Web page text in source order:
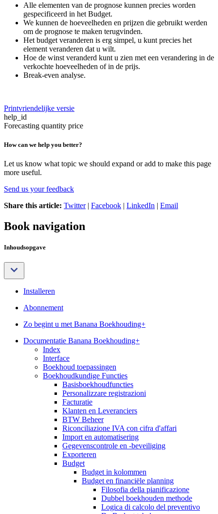
Alle elementen van de prognose kunnen precies worden
gespecificeerd in het Budget.
We kunnen de hoeveelheden en prijzen die gebruikt werden
om de prognose te maken terugvinden.
Het budget veranderen is erg simpel, u kunt precies het
element veranderen dat u wilt.
Hoe de winst veranderd kunt u zien met een verandering in de
verkochte hoeveelheden of in de prijs.
Break-even analyse.
Printvriendelijke versie
help_id
Forecasting quantity price
How can we help you better?
Let us know what topic we should expand or add to make this page
more useful.
Send us your feedback
Share this article: Twitter| Facebook | LinkedIn | Email
Book navigation
Inhoudsopgave
Installeren
Abonnement
Zo begint u met Banana Boekhouding+
Documentatie Banana Boekhouding+
Index
Interface
Boekhoud toepassingen
Boekhoudkundige Functies
Basisboekhoudfuncties
Personalizzare registrazioni
Facturatie
Klanten en Leveranciers
BTW Beheer
Riconciliazione IVA con cifra d'affari
Import en automatisering
Gegevenscontrole en -beveiliging
Exporteren
Budget
Budget in kolommen
Budget en financiële planning
Filosofia della pianificazione
Dubbel boekhouden methode
Logica di calcolo del preventivo